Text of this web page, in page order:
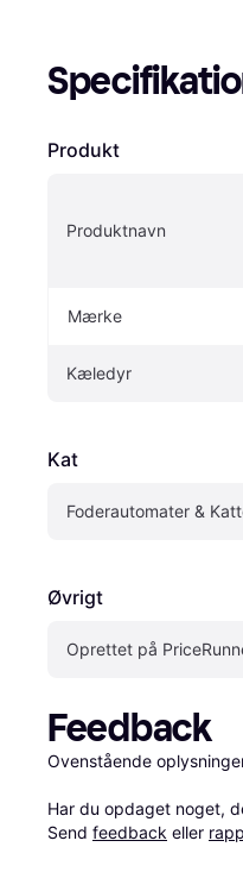
Produkt
Produktnavn
Mærke
Kæledyr
Kat
Foderautomater &
Øvrigt
Oprettet på
Feedback
Ovenstående
Har du opdaget noget,
Send feedback eller